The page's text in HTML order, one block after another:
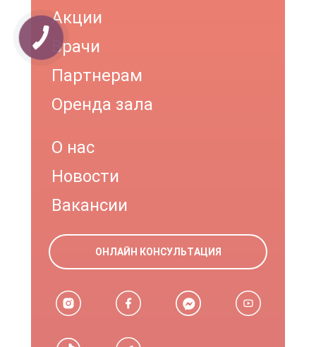
Акции
Врачи
Партнерам
Оренда зала
О нас
Новости
Вакансии
ОНЛАЙН КОНСУЛЬТАЦИЯ